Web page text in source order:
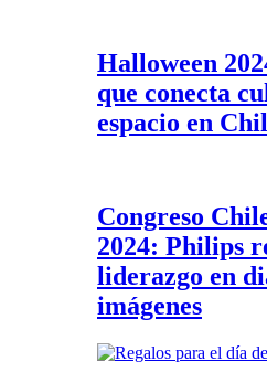
Halloween
que conecta
espacio en
Congreso
2024: Philips
liderazgo en
imágenes